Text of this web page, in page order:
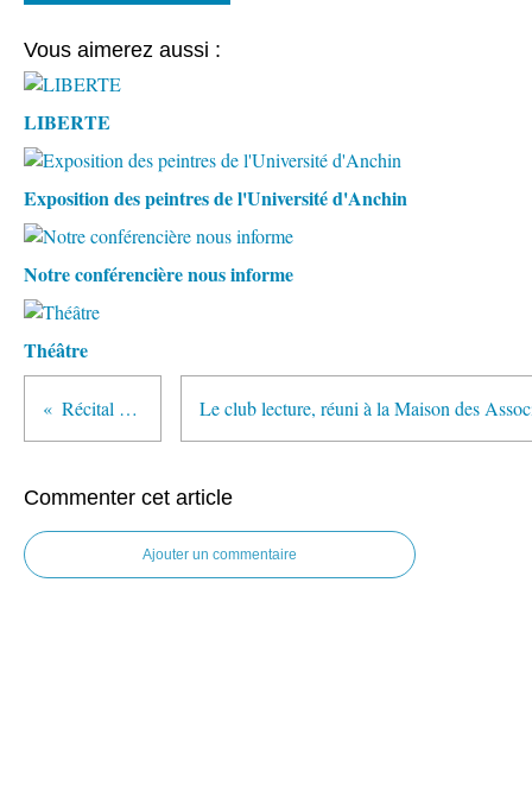
Vous aimerez aussi :
LIBERTE
Exposition des peintres de l'Université d'Anchin
Notre conférencière nous informe
Théâtre
Récital de piano
Commenter cet article
Ajouter un commentaire